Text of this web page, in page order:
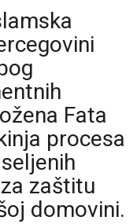
Fata
procesa
zaštitu
domovini.